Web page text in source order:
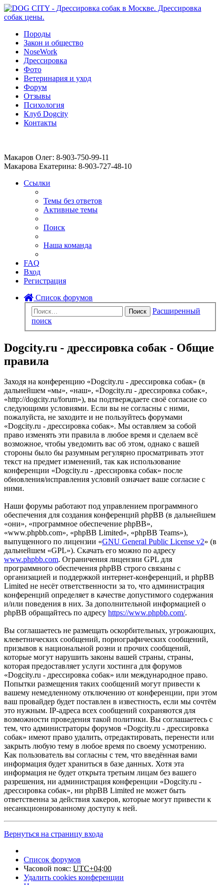
Породы
Закон и общество
NoseWork
Дрессировка
Фото
Ветеринария и уход
Форум
Отзывы
Психология
Клуб Dogcity
Контакты
Макаров Олег: 8-903-750-99-11
Макарова Екатерина: 8-903-727-48-10
Ссылки
Темы без ответов
Активные темы
Поиск
Наша команда
FAQ
Вход
Регистрация
Список форумов
Поиск
Расширенный
поиск
Dogcity.ru - дрессировка собак - Общие
правила
Заходя на конференцию «Dogcity.ru - дрессировка собак» (в
дальнейшем «мы», «наш», «Dogcity.ru - дрессировка собак»,
«http://dogcity.ru/forum»), вы подтверждаете своё согласие со
следующими условиями. Если вы не согласны с ними,
пожалуйста, не заходите и не пользуйтесь форумами
«Dogcity.ru - дрессировка собак». Мы оставляем за собой
право изменять эти правила в любое время и сделаем всё
возможное, чтобы уведомить вас об этом, однако с вашей
стороны было бы разумным регулярно просматривать этот
текст на предмет изменений, так как использование
конференции «Dogcity.ru - дрессировка собак» после
обновления/исправления условий означает ваше согласие с
ними.
Наши форумы работают под управлением программного
обеспечения для создания конференций phpBB (в дальнейшем
«они», «программное обеспечение phpBB»,
«www.phpbb.com», «phpBB Limited», «phpBB Teams»),
выпущенного по лицензии «GNU General Public License v2» (в
дальнейшем «GPL»). Скачать его можно по адресу
www.phpbb.com. Ограничения лицензии GPL для
программного обеспечения phpBB строго связаны с
организацией и поддержкой интернет-конференций, и phpBB
Limited не несёт ответственности за то, что администрация
конференций определяет в качестве допустимого содержания
и/или поведения в них. За дополнительной информацией о
phpBB обращайтесь по адресу https://www.phpbb.com/.
Вы соглашаетесь не размещать оскорбительных, угрожающих,
клеветнических сообщений, порнографических сообщений,
призывов к национальной розни и прочих сообщений,
которые могут нарушить законы вашей страны, страны,
которая предоставляет услуги хостинга для форумов
«Dogcity.ru - дрессировка собак» или международное право.
Попытки размещения таких сообщений могут привести к
вашему немедленному отключению от конференции, при этом
ваш провайдер будет поставлен в известность, если мы сочтём
это нужным. IP-адреса всех сообщений сохраняются для
возможности проведения такой политики. Вы соглашаетесь с
тем, что администраторы форумов «Dogcity.ru - дрессировка
собак» имеют право удалить, отредактировать, перенести или
закрыть любую тему в любое время по своему усмотрению.
Как пользователь вы согласны с тем, что введённая вами
информация будет храниться в базе данных. Хотя эта
информация не будет открыта третьим лицам без вашего
разрешения, ни администрация конференции «Dogcity.ru -
дрессировка собак», ни phpBB Limited не может быть
ответственна за действия хакеров, которые могут привести к
несанкционированному доступу к ней.
Вернуться на страницу входа
Список форумов
Часовой пояс: UTC+04:00
Удалить cookies конференции